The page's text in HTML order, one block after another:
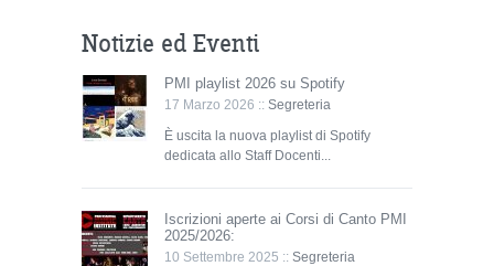
Notizie ed Eventi
PMI playlist 2026 su Spotify
17 Marzo 2026 :: Segreteria
È uscita la nuova playlist di Spotify
dedicata allo Staff Docenti...
Iscrizioni aperte ai Corsi di Canto PMI
2025/2026:
10 Settembre 2025 :: Segreteria